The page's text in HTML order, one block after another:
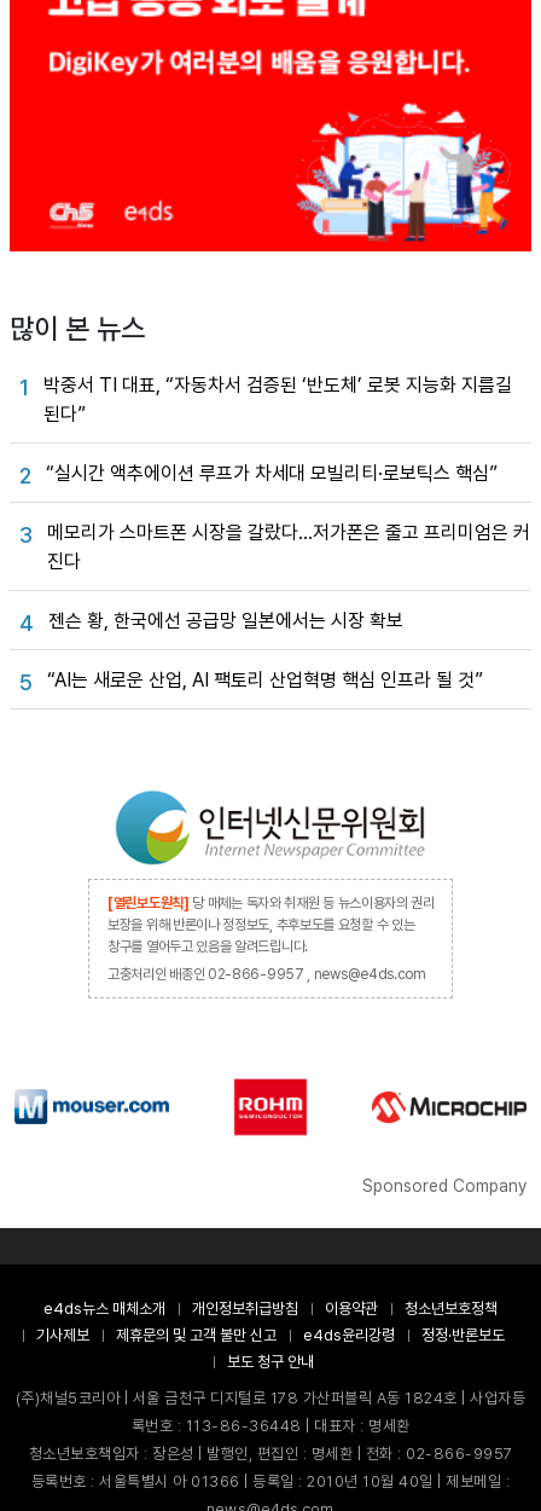
많이 본 뉴스
1
박중서 TI 대표, “자동차서 검증된 ‘반도체’ 로봇 지능화 지름길
된다”
2 “실시간 액추에이션 루프가 차세대 모빌리티·로보틱스 핵심”
3
메모리가 스마트폰 시장을 갈랐다…저가폰은 줄고 프리미엄은 커
진다
4 젠슨 황, 한국에선 공급망 일본에서는 시장 확보
5 “AI는 새로운 산업, AI 팩토리 산업혁명 핵심 인프라 될 것”
[열린보도원칙] 당 매체는 독자와 취재원 등 뉴스이용자의 권리
보장을 위해 반론이나 정정보도, 추후보도를 요청할 수 있는
창구를 열어두고 있음을 알려드립니다.
고충처리인 배종인 02-866-9957 , news@e4ds.com
Sponsored Company
e4ds뉴스 매체소개 개인정보취급방침 이용약관
청소년보호정책
기사제보
제휴문의 및 고객 불만 신고 e4ds윤리강령
정정·반론보도
보도 청구 안내
(주)채널5코리아 | 서울 금천구 디지털로 178 가산퍼블릭 A동 1824호 | 사업자등
록번호 : 113-86-36448 | 대표자 : 명세환
청소년보호책임자 : 장은성 | 발행인, 편집인 : 명세환 | 전화 : 02-866-9957
등록번호 : 서울특별시 아 01366 | 등록일 : 2010년 10월 40일 | 제보메일 :